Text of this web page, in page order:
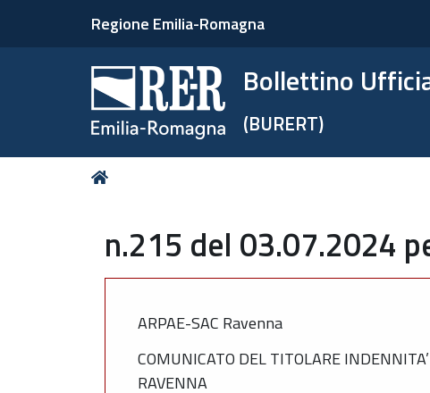
Regione Emilia-Romagna
Bollettino
(BURERT)
Tu
n.215 del 03.07.2024
ARPAE-SAC Ravenna
COMUNICATO DEL TITOLARE
RAVENNA